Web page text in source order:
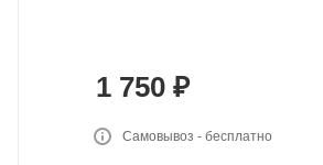
1 750 ₽
Самовывоз - бесплатно